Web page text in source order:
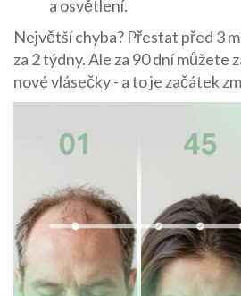
a osvětlení.
Největší chyba? Přestat před 3
za 2 týdny. Ale za 90 dní můžete
nové vlásečky - a to je začátek